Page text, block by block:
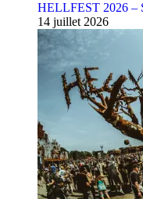
HELLFEST 2026
14 juillet 2026